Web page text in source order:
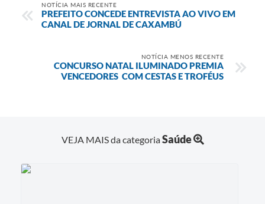
NOTÍCIA MAIS RECENTE
PREFEITO CONCEDE ENTREVISTA AO VIVO EM
CANAL DE JORNAL DE CAXAMBÚ
NOTÍCIA MENOS RECENTE
CONCURSO NATAL ILUMINADO PREMIA
VENCEDORES COM CESTAS E TROFÉUS
VEJA MAIS da categoriaSaúde